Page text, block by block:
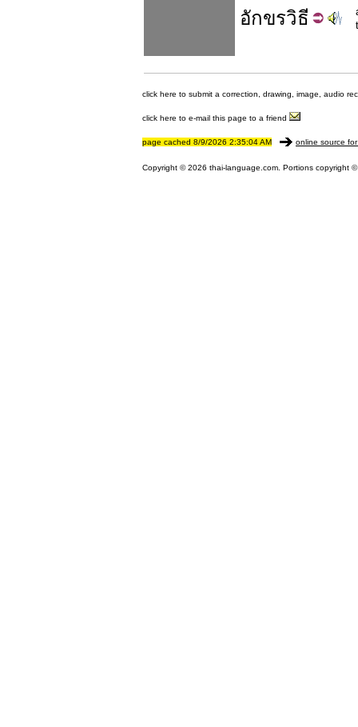
อักขรวิธี
click here to submit a correction, drawing, image, audio
click here to e-mail this page to a friend
page cached 8/9/2026 2:35:04 AM online source
Copyright © 2026 thai-language.com. Portions copyright